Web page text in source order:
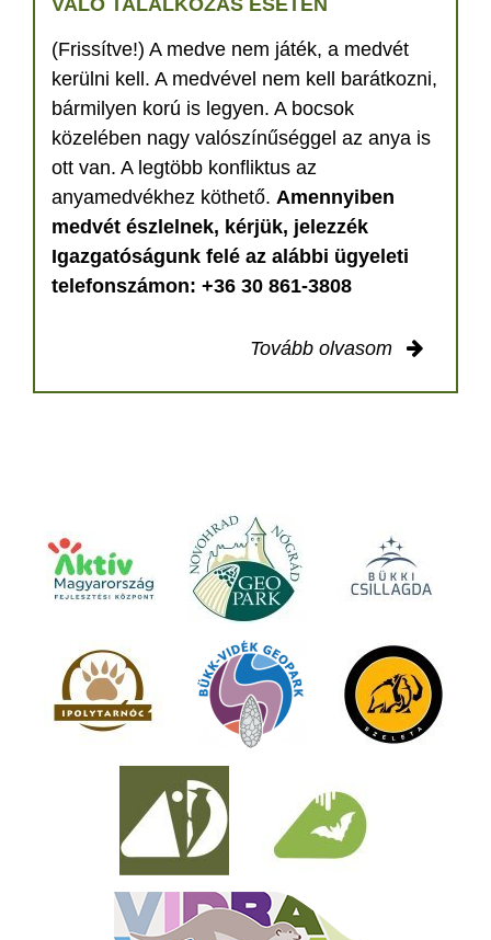
VALÓ TALÁLKOZÁS ESETÉN
(Frissítve!) A medve nem játék, a medvét
kerülni kell. A medvével nem kell barátkozni,
bármilyen korú is legyen. A bocsok
közelében nagy valószínűséggel az anya is
ott van. A legtöbb konfliktus az
anyamedvékhez köthető. Amennyiben
medvét észlelnek, kérjük, jelezzék
Igazgatóságunk felé az alábbi ügyeleti
telefonszámon: +36 30 861-3808
Tovább olvasom